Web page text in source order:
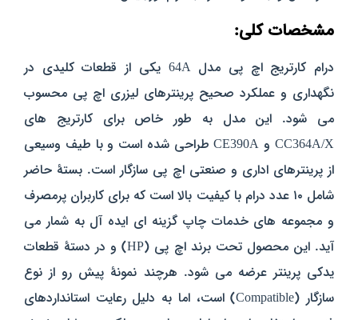
مشخصات کلی:
درام کارتریج اچ پی مدل 64A یکی از قطعات کلیدی در
نگهداری و عملکرد صحیح پرینترهای لیزری اچ پی محسوب
می‌ شود. این مدل به‌ طور خاص برای کارتریج‌ های
CC364A/X
و CE390A طراحی شده است و با طیف وسیعی
از پرینترهای اداری و صنعتی اچ پی سازگار است. بستهٔ حاضر
شامل ۱۰ عدد درام با کیفیت بالا است که برای کاربران پرمصرف
و مجموعه‌ های خدمات چاپ گزینه‌ ای ایده‌ آل به‌ شمار می‌
آید.
این محصول تحت برند اچ پی (HP) و در دستهٔ قطعات
یدکی پرینتر عرضه می‌ شود. هرچند نمونهٔ پیش‌ رو از نوع
سازگار (Compatible) است، اما به‌ دلیل رعایت استانداردهای